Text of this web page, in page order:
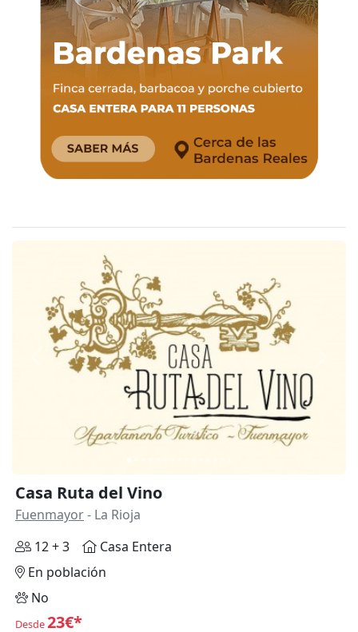
Anterior
Casa Ruta del Vino
Fuenmayor- La Rioja
12 + 3
Casa Entera
En población
No
Desde23€*